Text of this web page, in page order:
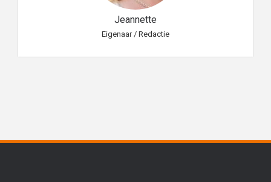
Jeannette
Eigenaar / Redactie